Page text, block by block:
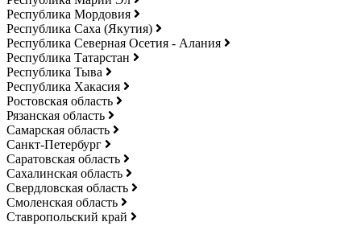
Республика Мордовия
Республика Саха (Якутия)
Республика Северная Осетия - Алания
Республика Татарстан
Республика Тыва
Республика Хакасия
Ростовская область
Рязанская область
Самарская область
Санкт-Петербург
Саратовская область
Сахалинская область
Свердловская область
Смоленская область
Ставропольский край